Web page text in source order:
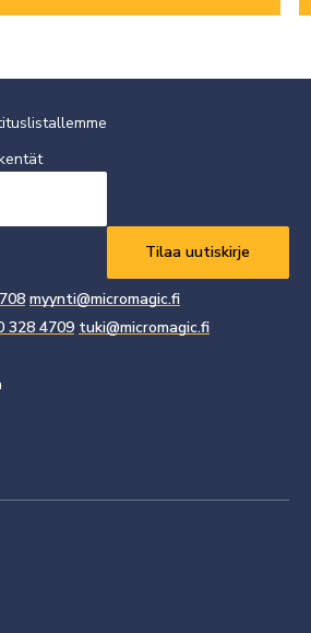
myynti@micromagic.fi
328 4709 tuki@micromagic.fi